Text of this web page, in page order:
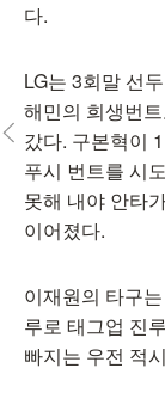
다.
LG는 3회말 선
해민의 희생번
갔다. 구본혁이
푸시 번트를 시
못해 내야 안타
이어졌다.
이재원의 타구
루로 태그업 진
빠지는 우전 적